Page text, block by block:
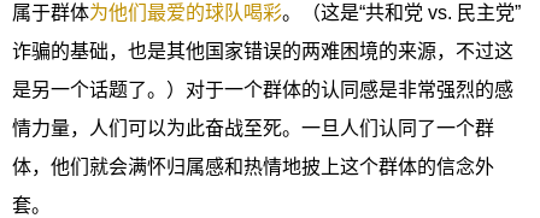
属于群体为他们最爱的球队喝彩。（这是“共和党 vs. 民主党”
诈骗的基础，也是其他国家错误的两难困境的来源，不过这
是另一个话题了。）对于一个群体的认同感是非常强烈的感
情力量，人们可以为此奋战至死。一旦人们认同了一个群
体，他们就会满怀归属感和热情地披上这个群体的信念外
套。